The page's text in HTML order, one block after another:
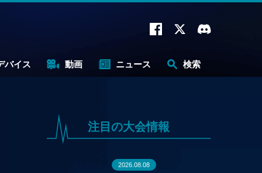
バイス 動画 ニュース 検索
注目の大会情報
2026.08.08